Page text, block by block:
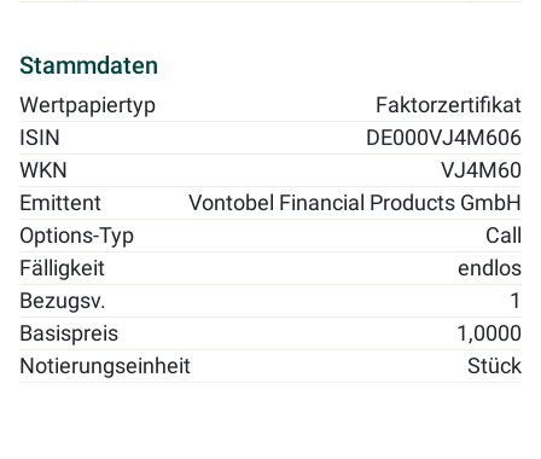
Stammdaten
Wertpapiertyp
Faktorzertifikat
ISIN
DE000VJ4M606
WKN
VJ4M60
Emittent
Vontobel Financial Products GmbH
Options-Typ
Call
Fälligkeit
endlos
Bezugsv.
1
Basispreis
1,0000
Notierungseinheit
Stück